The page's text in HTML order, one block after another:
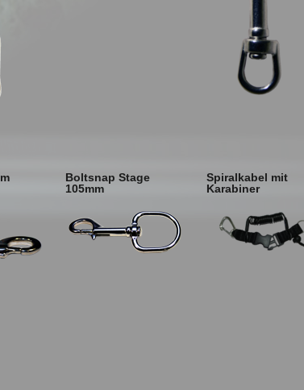
Boltsnap Stage
105mm
Spiralkabel mit
Karabiner